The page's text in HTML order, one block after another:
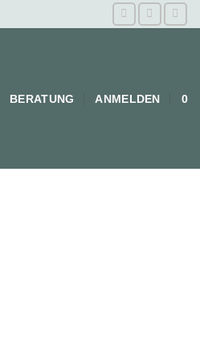
BERATUNG ANMELDEN 0